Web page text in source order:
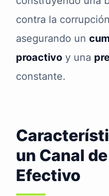
contra la
asegurando un
proactivo y una
constante.
un Canal
Efectivo